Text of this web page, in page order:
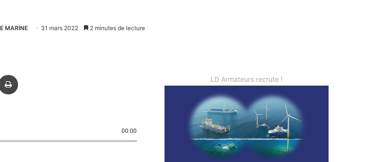
MARINE 31 mars 2022 2 minutes de lecture
par email
00:00
LD Armateurs recrute !